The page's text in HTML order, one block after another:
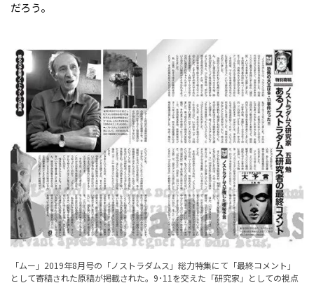
だろう。
「ムー」2019年8月号の「ノストラダムス」総力特集にて「最終コメント」
として寄稿された原稿が掲載された。9･11を交えた「研究家」としての視点